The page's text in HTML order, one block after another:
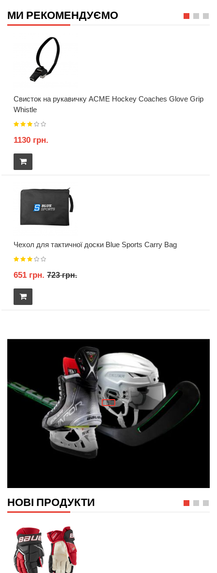
МИ РЕКОМЕНДУЄМО
Свисток на рукавичку ACME Hockey Coaches Glove Grip
Whistle
1130 грн.
Чехол для тактичної доски Blue Sports Carry Bag
651 грн. 723 грн.
НОВІ ПРОДУКТИ